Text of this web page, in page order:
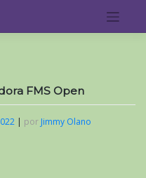
FMS Open
| por Jimmy Olano